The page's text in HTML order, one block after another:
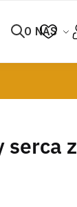
O NAS
serca z